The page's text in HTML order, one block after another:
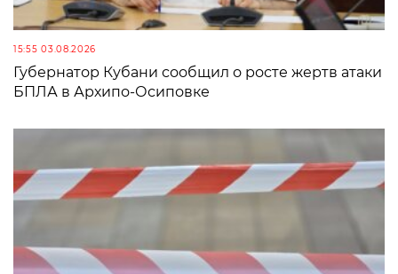
15:55 03.08.2026
Губернатор Кубани сообщил о росте жертв атаки
БПЛА в Архипо-Осиповке